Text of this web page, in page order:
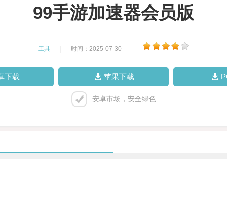
99手游加速器会员版
工具 时间：2025-07-30
下载 苹果下载
安卓市场，安全绿色